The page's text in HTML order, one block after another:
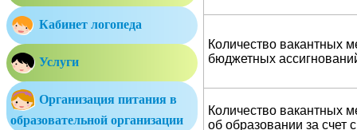
Кабинет логопеда
Услуги
Организация питания в
образовательной организации
Количество вакантных
бюджетных
Количество вакантных
об образовании за счет